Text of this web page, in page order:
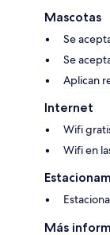
Mascotas
Se
Se
Aplican
Internet
Wifi
Wifi en
Más